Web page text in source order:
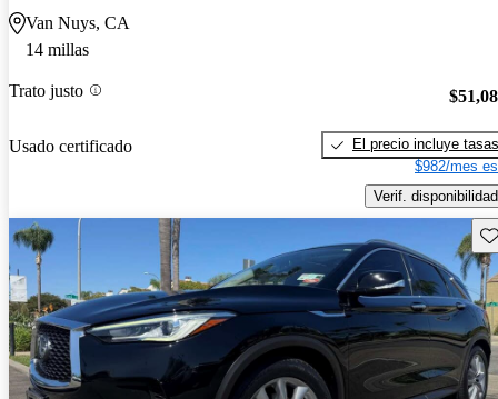
Van Nuys, CA
14 millas
Trato justo
Usado certificado
El precio incluye tasas
$982/mes
Verif. disponibilidad